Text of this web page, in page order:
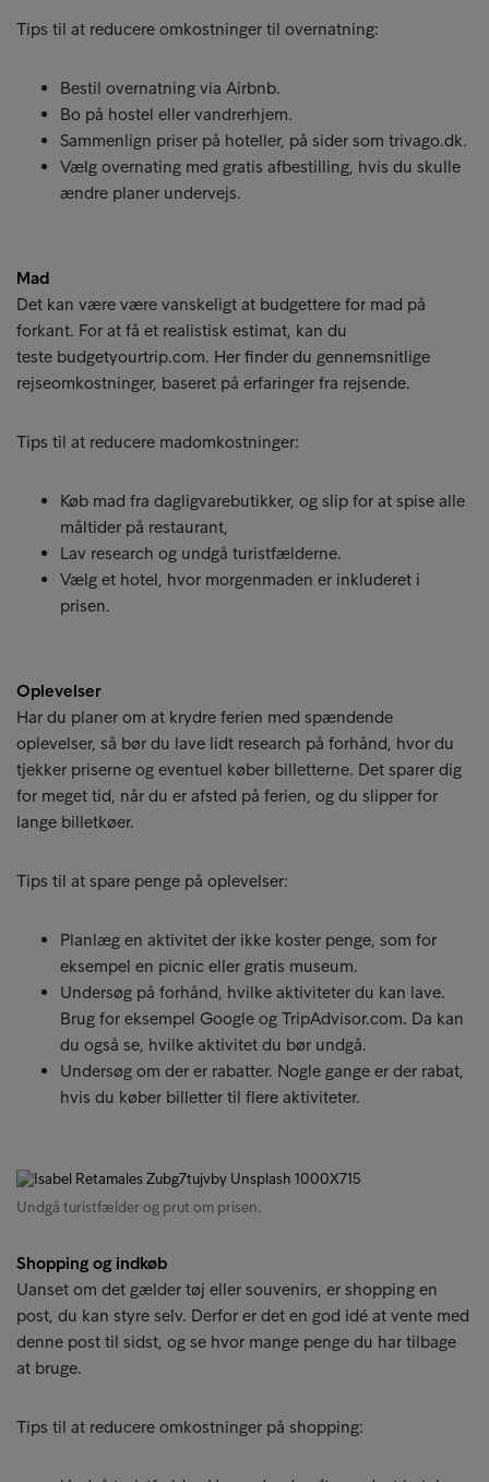
Tips til at reducere omkostninger til overnatning:
Bestil overnatning via Airbnb.
Bo på hostel eller vandrerhjem.
Sammenlign priser på hoteller, på sider som trivago.dk.
Vælg overnating med gratis afbestilling, hvis du skulle
ændre planer undervejs.
Mad
Det kan være være vanskeligt at budgettere for mad på
forkant. For at få et realistisk estimat, kan du
teste budgetyourtrip.com. Her finder du gennemsnitlige
rejseomkostninger, baseret på erfaringer fra rejsende.
Tips til at reducere madomkostninger:
Køb mad fra dagligvarebutikker, og slip for at spise alle
måltider på restaurant,
Lav research og undgå turistfælderne.
Vælg et hotel, hvor morgenmaden er inkluderet i
prisen.
Oplevelser
Har du planer om at krydre ferien med spændende
oplevelser, så bør du lave lidt research på forhånd, hvor du
tjekker priserne og eventuel køber billetterne. Det sparer dig
for meget tid, når du er afsted på ferien, og du slipper for
lange billetkøer.
Tips til at spare penge på oplevelser:
Planlæg en aktivitet der ikke koster penge, som for
eksempel en picnic eller gratis museum.
Undersøg på forhånd, hvilke aktiviteter du kan lave.
Brug for eksempel Google og TripAdvisor.com. Da kan
du også se, hvilke aktivitet du bør undgå.
Undersøg om der er rabatter. Nogle gange er der rabat,
hvis du køber billetter til flere aktiviteter.
Undgå turistfælder og prut om prisen.
Shopping og indkøb
Uanset om det gælder tøj eller souvenirs, er shopping en
post, du kan styre selv. Derfor er det en god idé at vente med
denne post til sidst, og se hvor mange penge du har tilbage
at bruge.
Tips til at reducere omkostninger på shopping: